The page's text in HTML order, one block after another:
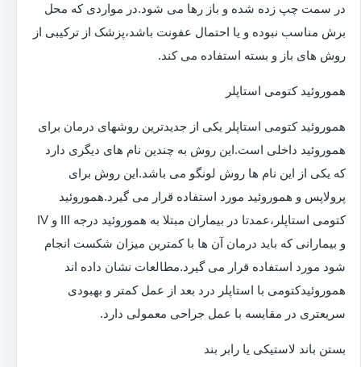
در سمت چپ زده شده و باز رها می شود.در مواردی که محل
برش مناسب نبوده و یا احتمال عفونت باشد،پزشک از ترکیبی از
روش های باز و بسته استفاده می کند.
هموروئید کتومی استاپلر
هموروئید کتومی استاپلر یکی از جدیدترین روشهای درمان برای
هموروئید داخلی است.این روش به چندین نام های دیگری دارد
که یکی از این نام ها روش لونگو می باشد.این روش برای
پرولاپس و هموروئید مورد استفاده قرار می گیرد.هموروئید
کتومی استاپلر،عمدتا در بیماران مبتلا به هموروئید درجه III و IV
و بیمارانی که باید درمان آن ها با کمترین میزان شکست انجام
شود مورد استفاده قرار می گیرد.مطالعات نشان داده اند
هموروئیدکتومی با استاپلر درد بعد از عمل کمتر و بهبودی
سریعتری در مقایسه با عمل جراحی معمولی دارد.
بستن باند لاستیکی یا رابر بند